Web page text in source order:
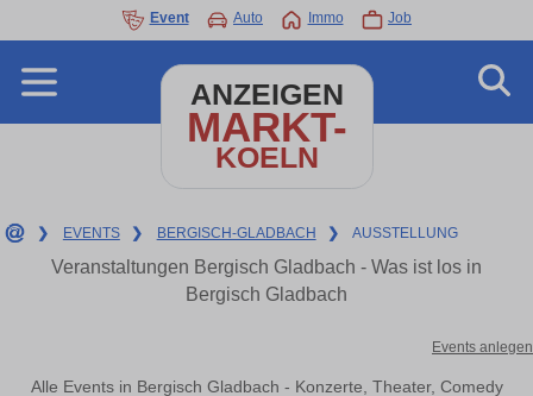
Event Auto Immo Job
ANZEIGEN
MARKT-
KOELN
❯ EVENTS ❯ BERGISCH-GLADBACH ❯ AUSSTELLUNG
Veranstaltungen Bergisch Gladbach - Was ist los in
Bergisch Gladbach
Events anlegen
Alle Events in Bergisch Gladbach - Konzerte, Theater, Comedy